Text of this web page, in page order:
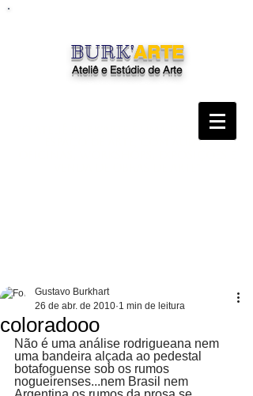
"O Ateliê Burk'Arte é uma escola, um
espaço de arte, com aulas,
BURK'ARTE
Ateliê e Estúdio de Arte
coloradooo
Gustavo Burkhart
26 de abr. de 2010 1 min de leitura
Não é uma análise rodrigueana nem
uma bandeira alçada ao pedestal
botafoguense sob os rumos
nogueirenses...nem Brasil nem